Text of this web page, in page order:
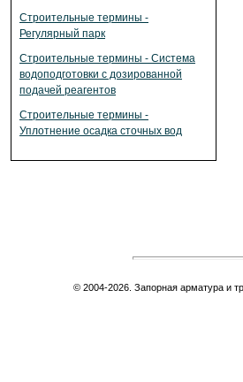
Строительные термины -
Регулярный парк
Строительные термины - Система
водоподготовки с дозированной
подачей реагентов
Строительные термины -
Уплотнение осадка сточных вод
© 2004-2026. Запорная арматура и